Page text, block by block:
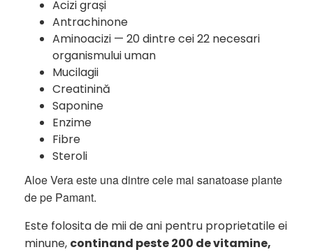
Acizi grași
Antrachinone
Aminoacizi — 20 dintre cei 22 necesari
organismului uman
Mucilagii
Creatinină
Saponine
Enzime
Fibre
Steroli
Aloe Vera este una dintre cele mai sanatoase plante
de pe Pamant.
Este folosita de mii de ani pentru proprietatile ei
minune, continand peste 200 de vitamine,